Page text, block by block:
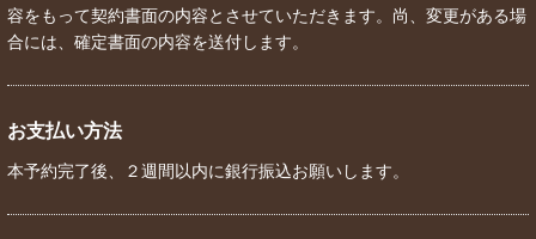
容をもって契約書面の内容とさせていただきます。尚、変更がある場
合には、確定書面の内容を送付します。
お支払い方法
本予約完了後、２週間以内に銀行振込お願いします。